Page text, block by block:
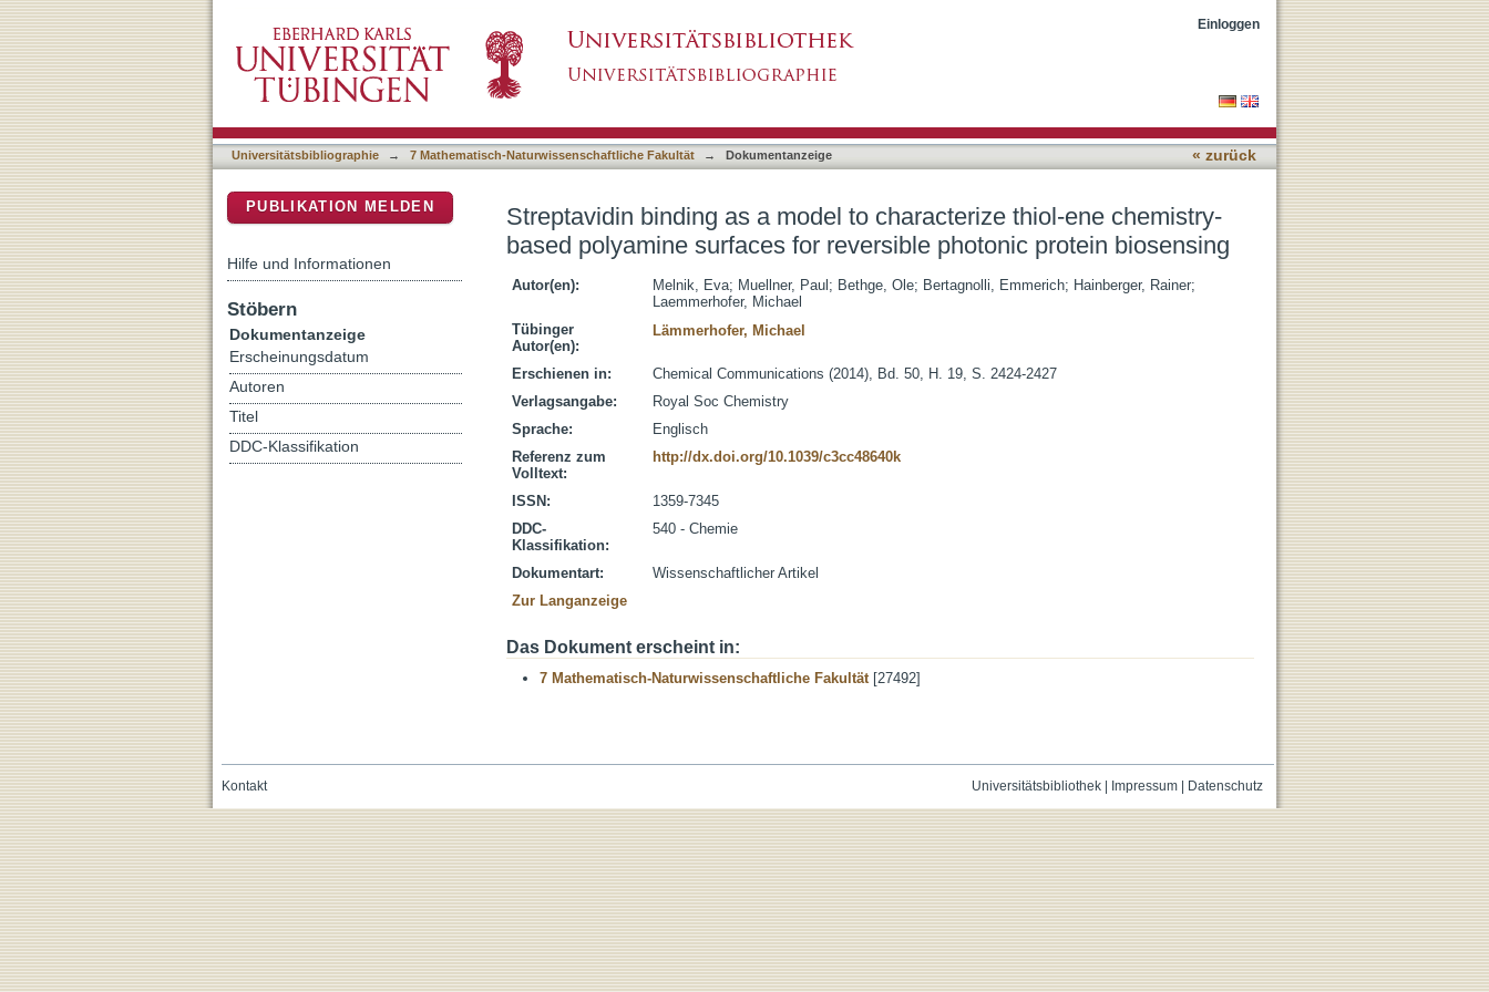
Streptavidin binding as a model to characterize thiol-ene chemistry-based polyamine surfaces for
reversible photonic protein biosensing
Einloggen
Universitätsbibliographie → 7 Mathematisch-Naturwissenschaftliche Fakultät → Dokumentanzeige « zurück
Streptavidin binding as a model to characterize thiol-ene chemistry-
based polyamine surfaces for reversible photonic protein biosensing
Autor(en): Melnik, Eva; Muellner, Paul ; Bethge, Ole; Bertagnolli, Emmerich; Hainberger, Rainer;
Laemmerhofer, Michael
Tübinger
Autor(en):
Lämmerhofer, Michael
Erschienen in:
Chemical Communications (2014), Bd. 50, H. 19, S. 2424-2427
Verlagsangabe:
Royal Soc Chemistry
Sprache:
Englisch
Referenz zum
Volltext:
http://dx.doi.org/10.1039/c3cc48640k
ISSN:
1359-7345
DDC-
Klassifikation:
540 - Chemie
Dokumentart:
Wissenschaftlicher Artikel
Zur Langanzeige
Das Dokument erscheint in:
7 Mathematisch-Naturwissenschaftliche Fakultät[27492]
PUBLIKATION MELDEN
Hilfe und Informationen
Stöbern
Dokumentanzeige
Erscheinungsdatum
Autoren
Titel
DDC-Klassifikation
Universitätsbibliothek| Impressum| Datenschutz
Kontakt